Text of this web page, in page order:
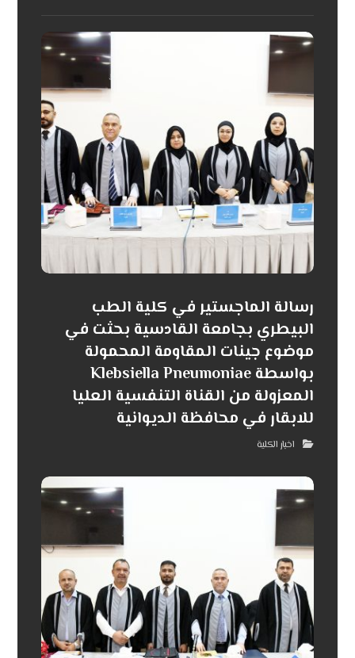
رسالة الماجستير في كلية الطب
البيطري بجامعة القادسية بحثت في
موضوع جينات المقاومة المحمولة
بواسطة Klebsiella Pneumoniae
المعزولة من القناة التنفسية العليا
للابقار في محافظة الديوانية
اخبار الكلية